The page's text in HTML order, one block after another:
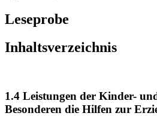
Leseprobe
Inhaltsverzeichnis
1.4 Leistungen der Kinder-
Besonderen die Hilfen zur